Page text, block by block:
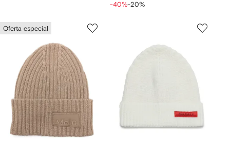
-40%-20%
Oferta especial